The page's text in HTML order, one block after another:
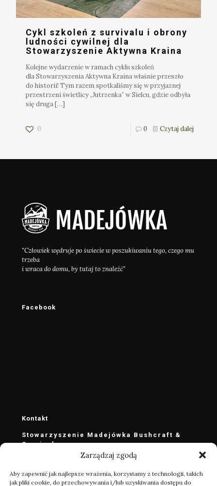
Zarządzaj zgodą
Aby zapewnić jak najlepsze wrażenia, korzystamy z technologii, takich
jak pliki cookie, do przechowywania i/lub uzyskiwania dostępu do
Cykl szkoleń z survivalu i obrony
ludności cywilnej dla
Stowarzyszenie Aktywna Kraina
Kolejne wydarzenie w ramach cyklu szkoleń
dla Stowarzyszenia Aktywna Kraina właśnie przeszło
do historii! Tym razem spotkaliśmy się w przyjaznej
przestrzeni świetlicy „Jutrzenka” w Sielcu, gdzie odbyła
się druga[…]
0 0 Czytaj dalej
"Człowiek wędruje po świecie w poszukiwaniu tego, czego mu
trzeba
i wraca do domu, by tutaj to znaleźć"
Facebook
Kontakt
Stowarzyszenie Madejówka Bushcraft &
Survival
stowarzyszenie@madejowka.com
zarzad@madejowka.com